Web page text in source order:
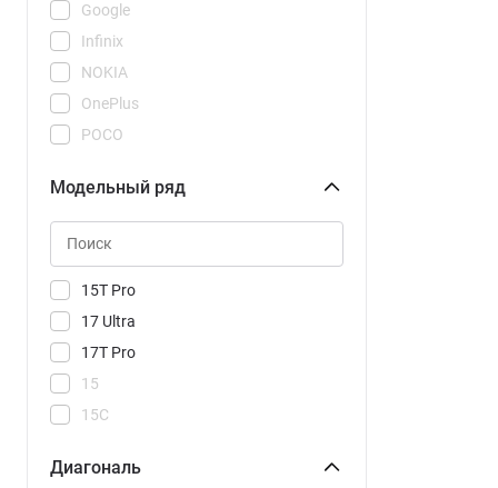
Google
Infinix
NOKIA
OnePlus
POCO
Realme
Samsung
Vivo
Xiaomi
Модельный ряд
15
15C
15T
15T Pro
17 Ultra
17T Pro
Диагональ